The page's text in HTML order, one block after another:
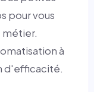
pour vous
à
d'efficacité.